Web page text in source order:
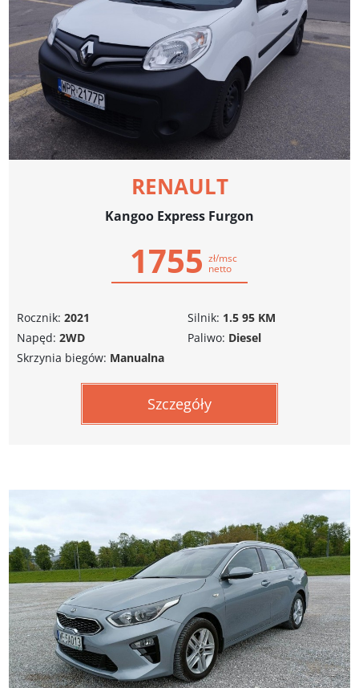
RENAULT
Kangoo Express Furgon
1755 zł/msc
netto
Rocznik: 2021
Napęd: 2WD
Silnik: 1.5 95 KM
Paliwo: Diesel
Skrzynia biegów: Manualna
Szczegóły